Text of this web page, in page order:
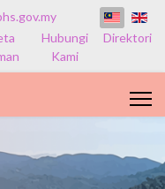
Hubungi
Kami
Direktori